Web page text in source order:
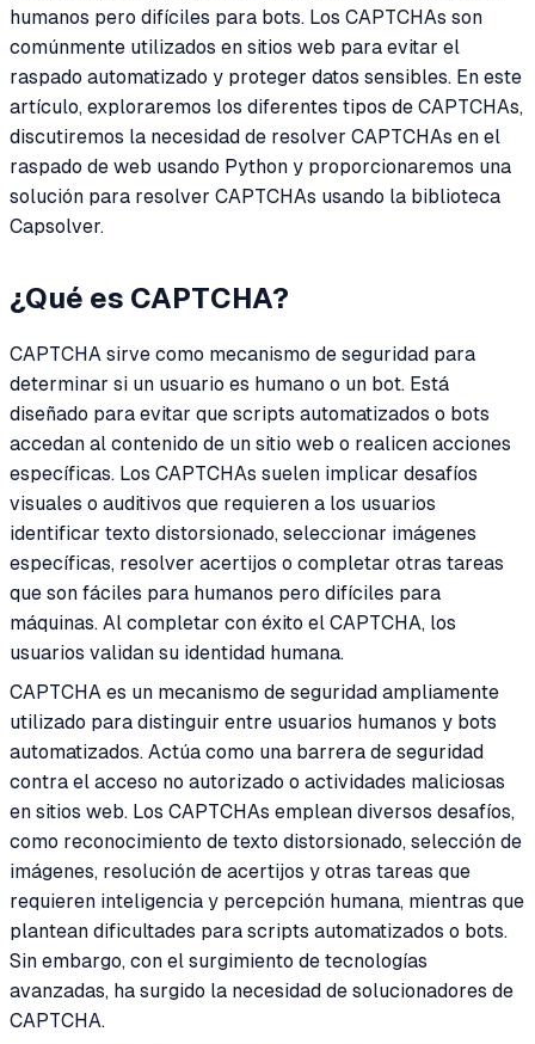
humanos pero difíciles para bots. Los CAPTCHAs son
comúnmente utilizados en sitios web para evitar el
raspado automatizado y proteger datos sensibles. En este
artículo, exploraremos los diferentes tipos de CAPTCHAs,
discutiremos la necesidad de resolver CAPTCHAs en el
raspado de web usando Python y proporcionaremos una
solución para resolver CAPTCHAs usando la biblioteca
Capsolver.
¿Qué es CAPTCHA?
CAPTCHA sirve como mecanismo de seguridad para
determinar si un usuario es humano o un bot. Está
diseñado para evitar que scripts automatizados o bots
accedan al contenido de un sitio web o realicen acciones
específicas. Los CAPTCHAs suelen implicar desafíos
visuales o auditivos que requieren a los usuarios
identificar texto distorsionado, seleccionar imágenes
específicas, resolver acertijos o completar otras tareas
que son fáciles para humanos pero difíciles para
máquinas. Al completar con éxito el CAPTCHA, los
usuarios validan su identidad humana.
CAPTCHA es un mecanismo de seguridad ampliamente
utilizado para distinguir entre usuarios humanos y bots
automatizados. Actúa como una barrera de seguridad
contra el acceso no autorizado o actividades maliciosas
en sitios web. Los CAPTCHAs emplean diversos desafíos,
como reconocimiento de texto distorsionado, selección de
imágenes, resolución de acertijos y otras tareas que
requieren inteligencia y percepción humana, mientras que
plantean dificultades para scripts automatizados o bots.
Sin embargo, con el surgimiento de tecnologías
avanzadas, ha surgido la necesidad de solucionadores de
CAPTCHA.